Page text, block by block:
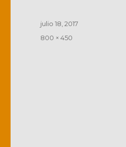
Publicado
julio 18, 2017
Tamaño
800 × 450